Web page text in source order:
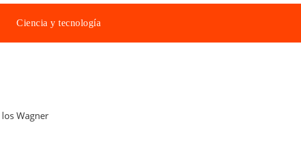
Ciencia y tecnología